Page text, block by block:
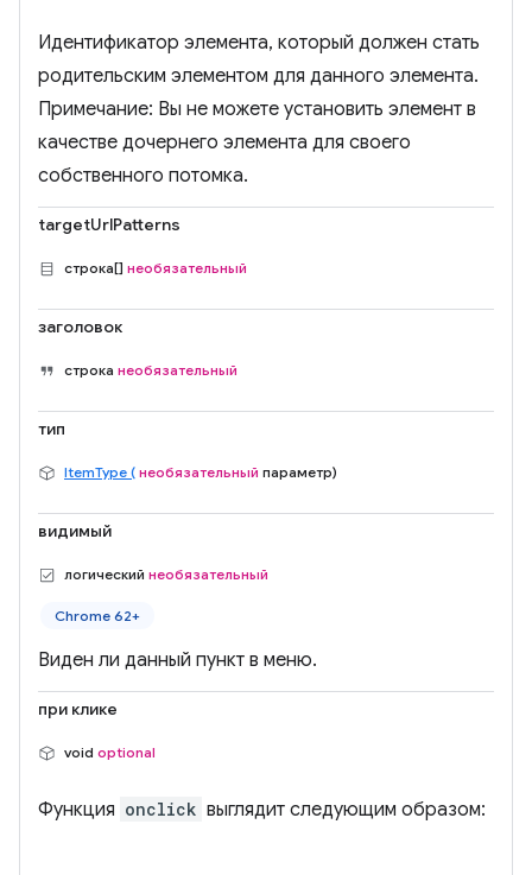
Идентификатор элемента, который должен стать
родительским элементом для данного элемента.
Примечание: Вы не можете установить элемент в
качестве дочернего элемента для своего
собственного потомка.
targetUrlPatterns
строка[] необязательный
заголовок
строка необязательный
тип
ItemType ( необязательный параметр)
видимый
логический необязательный
Chrome 62+
Виден ли данный пункт в меню.
при клике
void optional
Функция onclick выглядит следующим образом: